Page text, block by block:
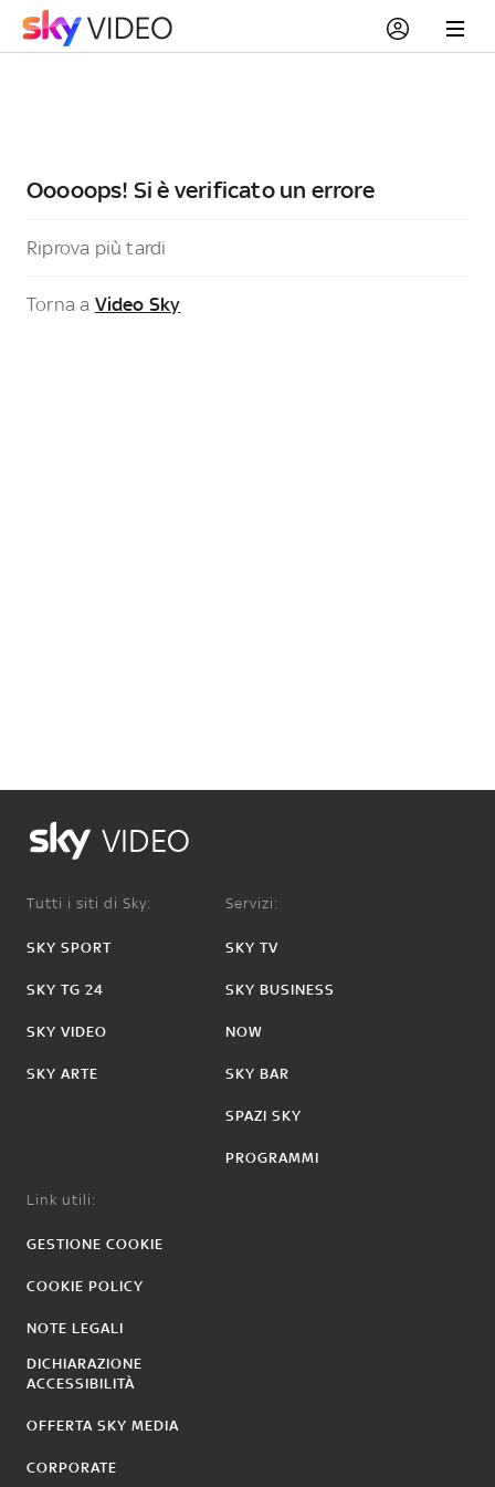
Ooooops! Si è verificato un errore
Riprova più tardi
Torna a Video Sky
VIDEO
Tutti i siti di Sky:
SKY SPORT
SKY TG 24
SKY VIDEO
SKY ARTE
Servizi:
SKY TV
SKY BUSINESS
NOW
SKY BAR
SPAZI SKY
PROGRAMMI
Link utili:
GESTIONE COOKIE
COOKIE POLICY
NOTE LEGALI
DICHIARAZIONE
ACCESSIBILITÀ
OFFERTA SKY MEDIA
CORPORATE